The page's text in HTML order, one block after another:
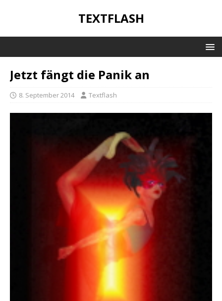
TEXTFLASH
Jetzt fängt die Panik an
8. September 2014 Textflash